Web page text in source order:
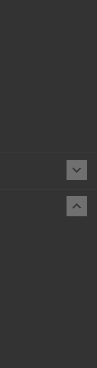
keyboard_arrow_down
keyboard_arrow_up